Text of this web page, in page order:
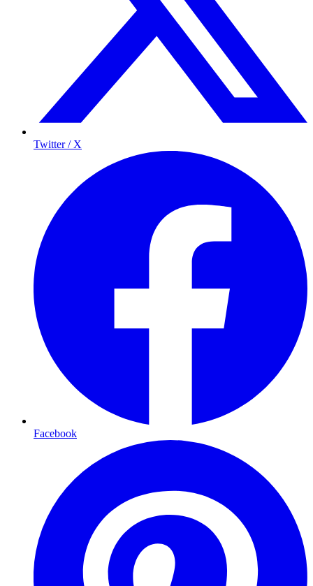
Twitter / X
Facebook